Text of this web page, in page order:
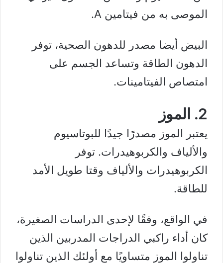
الموصى به من فيتامين A.
البيض أيضا مصدر للدهون الصحية، توفر
الدهون الطاقة وتساعد الجسم على
امتصاص الفيتامينات.
2. الموز
يعتبر الموز مصدرًا جيدًا للبوتاسيوم
والألياف والكربوهيدرات. توفر
الكربوهيدرات والألياف وقتا طويل الأمد
للطاقة.
في الواقع، وفقًا لإحدى الدراسات الصغيرة،
كان أداء راكبي الدراجات المدربين الذين
تناولوا الموز متساويًا مع أولئك الذين تناولوا